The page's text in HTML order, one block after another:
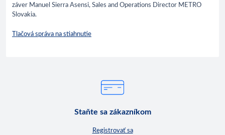
záver Manuel Sierra Asensi, Sales and Operations Director METRO
Slovakia.
Tlačová správa na stiahnutie
Staňte sa zákazníkom
Registrovať sa